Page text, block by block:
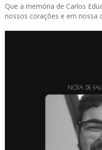
Que a memória de Carlos
nossos corações e em nossa